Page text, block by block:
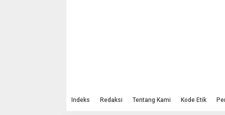
Indeks Redaksi Tentang Kami Kode Etik